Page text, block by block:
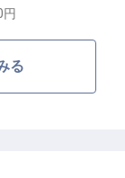
円
る